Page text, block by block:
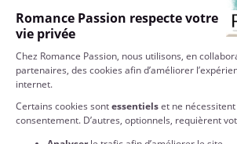
Dès 35€ d'achat
Service client
7/7 de 8h à 20h
À VOTRE SERVICE